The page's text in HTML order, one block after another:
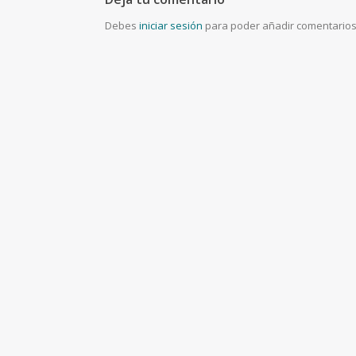
Debes iniciar sesión para poder añadir